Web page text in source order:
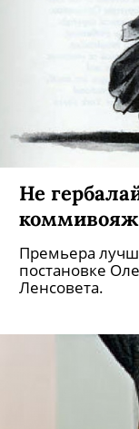
Не
Премьера
постановке
Ленсовета.